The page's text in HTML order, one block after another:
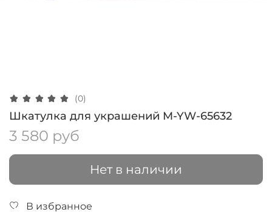
(0)
Шкатулка для украшений M-YW-65632
3 580 руб
Нет в наличии
В избранное